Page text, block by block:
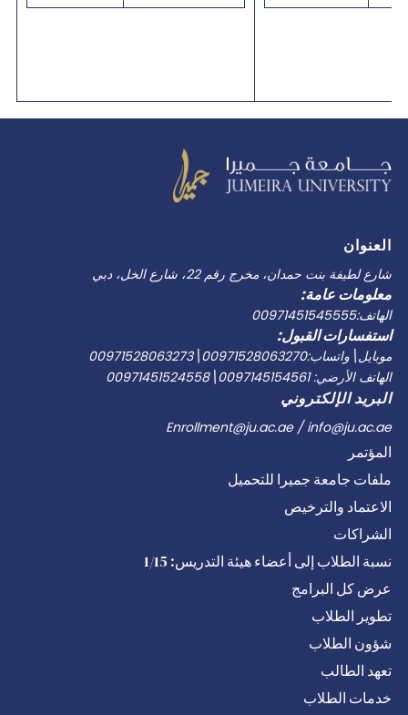
قيادة
في
عالم
العمل
المتطور
العنوان
شارع لطيفة بنت حمدان، مخرج رقم 22، شارع الخل، دبي
معلومات عامة:
الهاتف:00971451545555
استفسارات القبول:
موبايل\واتساب:00971528063270\00971528063273
الهاتف الأرضي: 0097145154561\00971451524558
البريد الإلكتروني
Enrollment@ju.ac.ae / info@ju.ac.ae
المؤتمر
ملفات جامعة جميرا للتحميل
الاعتماد والترخيص
الشراكات
نسبة الطلاب إلى أعضاء هيئة التدريس: 1/15
عرض كل البرامج
تطوير الطلاب
شؤون الطلاب
تعهد الطالب
خدمات الطلاب